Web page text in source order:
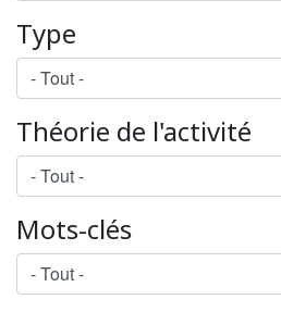
Type
Théorie de l'activité
Mots-clés